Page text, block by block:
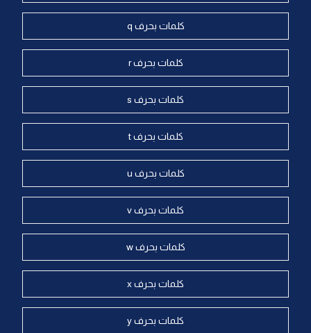
كلمات بحرف q
كلمات بحرف r
كلمات بحرف s
كلمات بحرف t
كلمات بحرف u
كلمات بحرف v
كلمات بحرف w
كلمات بحرف x
كلمات بحرف y